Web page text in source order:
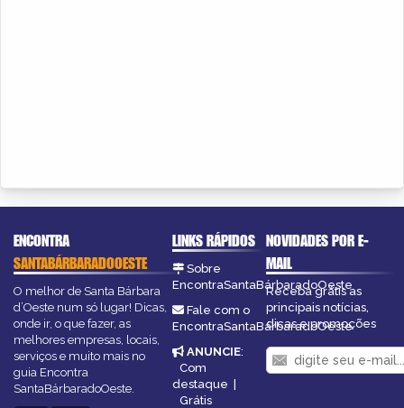
ENCONTRA
SANTABÁRBARADOOESTE
O melhor de Santa Bárbara
d’Oeste num só lugar! Dicas,
onde ir, o que fazer, as
melhores empresas, locais,
serviços e muito mais no
guia Encontra
SantaBárbaradoOeste.
LINKS RÁPIDOS
Sobre
EncontraSantaBárbaradoOeste
Fale com o
EncontraSantaBárbaradoOeste
ANUNCIE:
Com
destaque |
Grátis
NOVIDADES POR E-
MAIL
Receba grátis as
principais notícias,
dicas e promoções